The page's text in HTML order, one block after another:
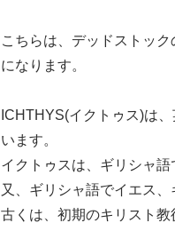
こちらは、デッドストッ
になります。
ICHTHYS(イクトゥス)は
います。
イクトゥスは、ギリシャ語
又、ギリシャ語でイエス
古くは、初期のキリスト
16.5号
11,800円(内税)
在庫：2